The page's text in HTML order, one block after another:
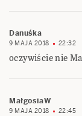
Danuśka
9 MAJA 2018 22:32
oczywiście nie
MałgosiaW
9 MAJA 2018 22:45